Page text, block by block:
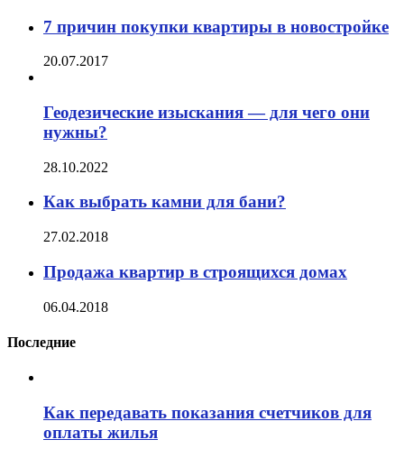
7 причин покупки квартиры в новостройке
20.07.2017
Геодезические изыскания — для чего они
нужны?
28.10.2022
Как выбрать камни для бани?
27.02.2018
Продажа квартир в строящихся домах
06.04.2018
Последние
Как передавать показания счетчиков для
оплаты жилья